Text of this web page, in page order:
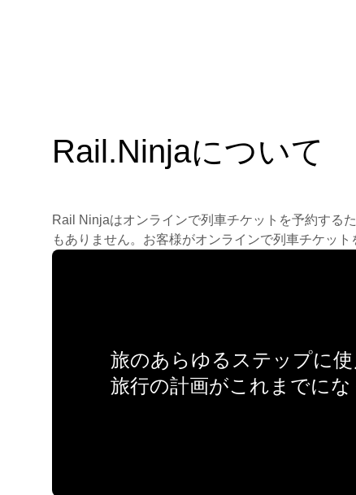
Rail.Ninjaについて
Rail Ninjaはオンラインで列車チケットを予約する
もありません。お客様がオンラインで列車チケッ
旅のあらゆるステップに
旅行の計画がこれまでにな